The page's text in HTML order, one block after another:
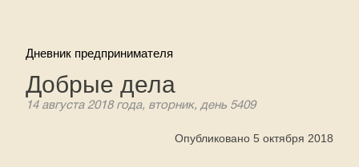
Дневник предпринимателя
Добрые дела
14 августа 2018 года, вторник, день 5409
Опубликовано 5 октября 2018